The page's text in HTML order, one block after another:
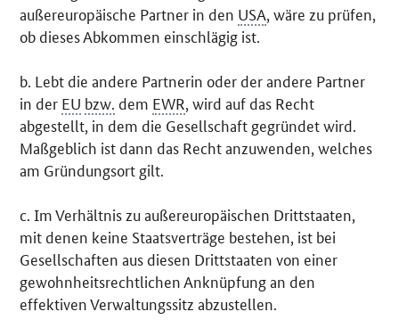
außereuropäische Partner in den USA, wäre zu prüfen,
ob dieses Abkommen einschlägig ist.
b. Lebt die andere Partnerin oder der andere Partner
in der EU bzw. dem EWR, wird auf das Recht
abgestellt, in dem die Gesellschaft gegründet wird.
Maßgeblich ist dann das Recht anzuwenden, welches
am Gründungsort gilt.
c. Im Verhältnis zu außereuropäischen Drittstaaten,
mit denen keine Staatsverträge bestehen, ist bei
Gesellschaften aus diesen Drittstaaten von einer
gewohnheitsrechtlichen Anknüpfung an den
effektiven Verwaltungssitz abzustellen.